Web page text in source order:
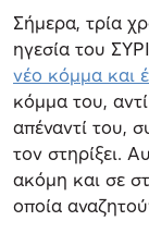
Σήμερα, τρία
ηγεσία του
νέο κόμμα και
κόμμα του,
απέναντί του,
τον στηρίξει.
ακόμη και σε
οποία